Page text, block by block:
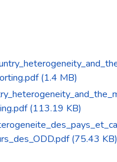
(1.4 MB)
(113.19 KB)
(75.43 KB)